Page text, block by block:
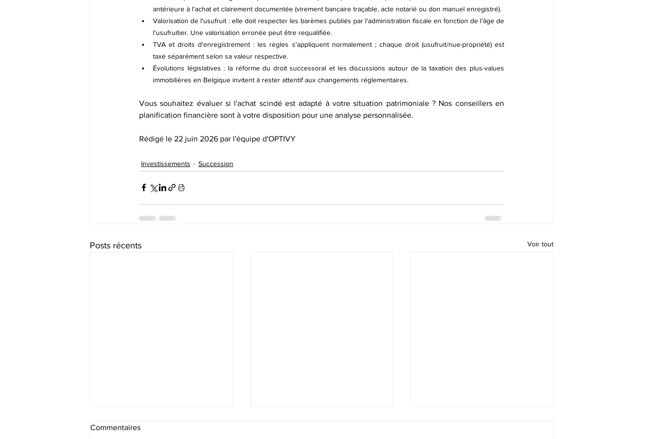
antérieure à l'achat et clairement documentée (virement bancaire traçable, acte notarié ou don manuel enregistré).
Valorisation de l'usufruit : elle doit respecter les barèmes publiés par l'administration fiscale en fonction de l'âge de
l'usufruitier. Une valorisation erronée peut être requalifiée.
TVA et droits d'enregistrement : les règles s'appliquent normalement ; chaque droit (usufruit/nue-propriété) est
taxé séparément selon sa valeur respective.
Évolutions législatives : la réforme du droit successoral et les discussions autour de la taxation des plus-values
immobilières en Belgique invitent à rester attentif aux changements réglementaires.
Vous souhaitez évaluer si l'achat scindé est adapté à votre situation patrimoniale ? Nos conseillers en
planification financière sont à votre disposition pour une analyse personnalisée.
Rédigé le 22 juin 2026 par l'équipe d'OPTIVY
Investissements Succession
Posts récents Voir tout
Commentaires